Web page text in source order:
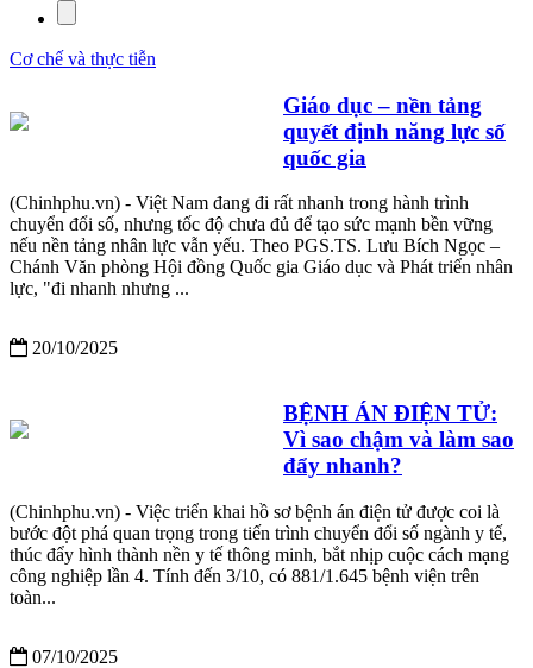
Cơ chế và thực tiễn
Giáo dục – nền tảng
quyết định năng lực số
quốc gia
(Chinhphu.vn) - Việt Nam đang đi rất nhanh trong hành trình
chuyển đổi số, nhưng tốc độ chưa đủ để tạo sức mạnh bền vững
nếu nền tảng nhân lực vẫn yếu. Theo PGS.TS. Lưu Bích Ngọc –
Chánh Văn phòng Hội đồng Quốc gia Giáo dục và Phát triển nhân
lực, "đi nhanh nhưng ...
20/10/2025
BỆNH ÁN ĐIỆN TỬ:
Vì sao chậm và làm sao
đẩy nhanh?
(Chinhphu.vn) - Việc triển khai hồ sơ bệnh án điện tử được coi là
bước đột phá quan trọng trong tiến trình chuyển đổi số ngành y tế,
thúc đẩy hình thành nền y tế thông minh, bắt nhịp cuộc cách mạng
công nghiệp lần 4. Tính đến 3/10, có 881/1.645 bệnh viện trên
toàn...
07/10/2025